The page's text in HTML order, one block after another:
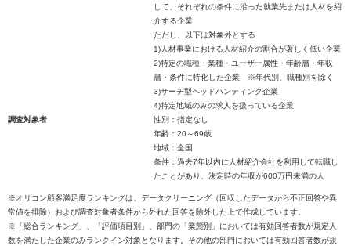
して、それぞれの条件に沿った就業先または人材を紹
介する企業
ただし、以下は対象外とする
1)人材事業における人材紹介の割合が著しく低い企業
2)特定の職種・業種・ユーザー属性・年齢層・年収
層・条件に特化した企業 ※年代別、職種別を除く
3)サーチ型ヘッドハンティング企業
4)特定地域のみの求人を扱っている企業
調査対象者
性別：指定なし
年齢：20～69歳
地域：全国
条件：過去7年以内に人材紹介会社を利用して転職し
たことがあり、決定時の年収が600万円未満の人
※オリコン顧客満足度ランキングは、データクリーニング（回収したデータから不正回答や異
常値を排除）および調査対象者条件から外れた回答を除外した上で作成しています。
※「総合ランキング」、「評価項目別」、部門の「業態別」においては有効回答者数が規定人
数を満たした企業のみランクイン対象となります。その他の部門においては有効回答者数が規